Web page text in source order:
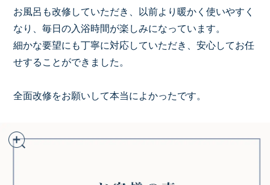
お風呂も改修していただき、以前より暖かく使いやすく
なり、毎日の入浴時間が楽しみになっています。
細かな要望にも丁寧に対応していただき、安心してお任
せすることができました。
全面改修をお願いして本当によかったです。